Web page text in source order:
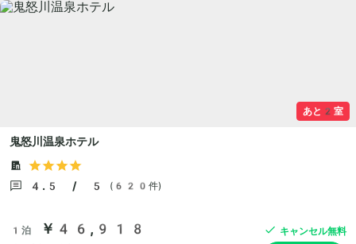
あと2室
鬼怒川温泉ホテル
4.5 / 5 (620件)
1泊 ￥46,918 キャンセル無料